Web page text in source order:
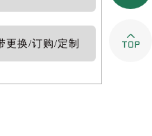
更换/订购/定制 